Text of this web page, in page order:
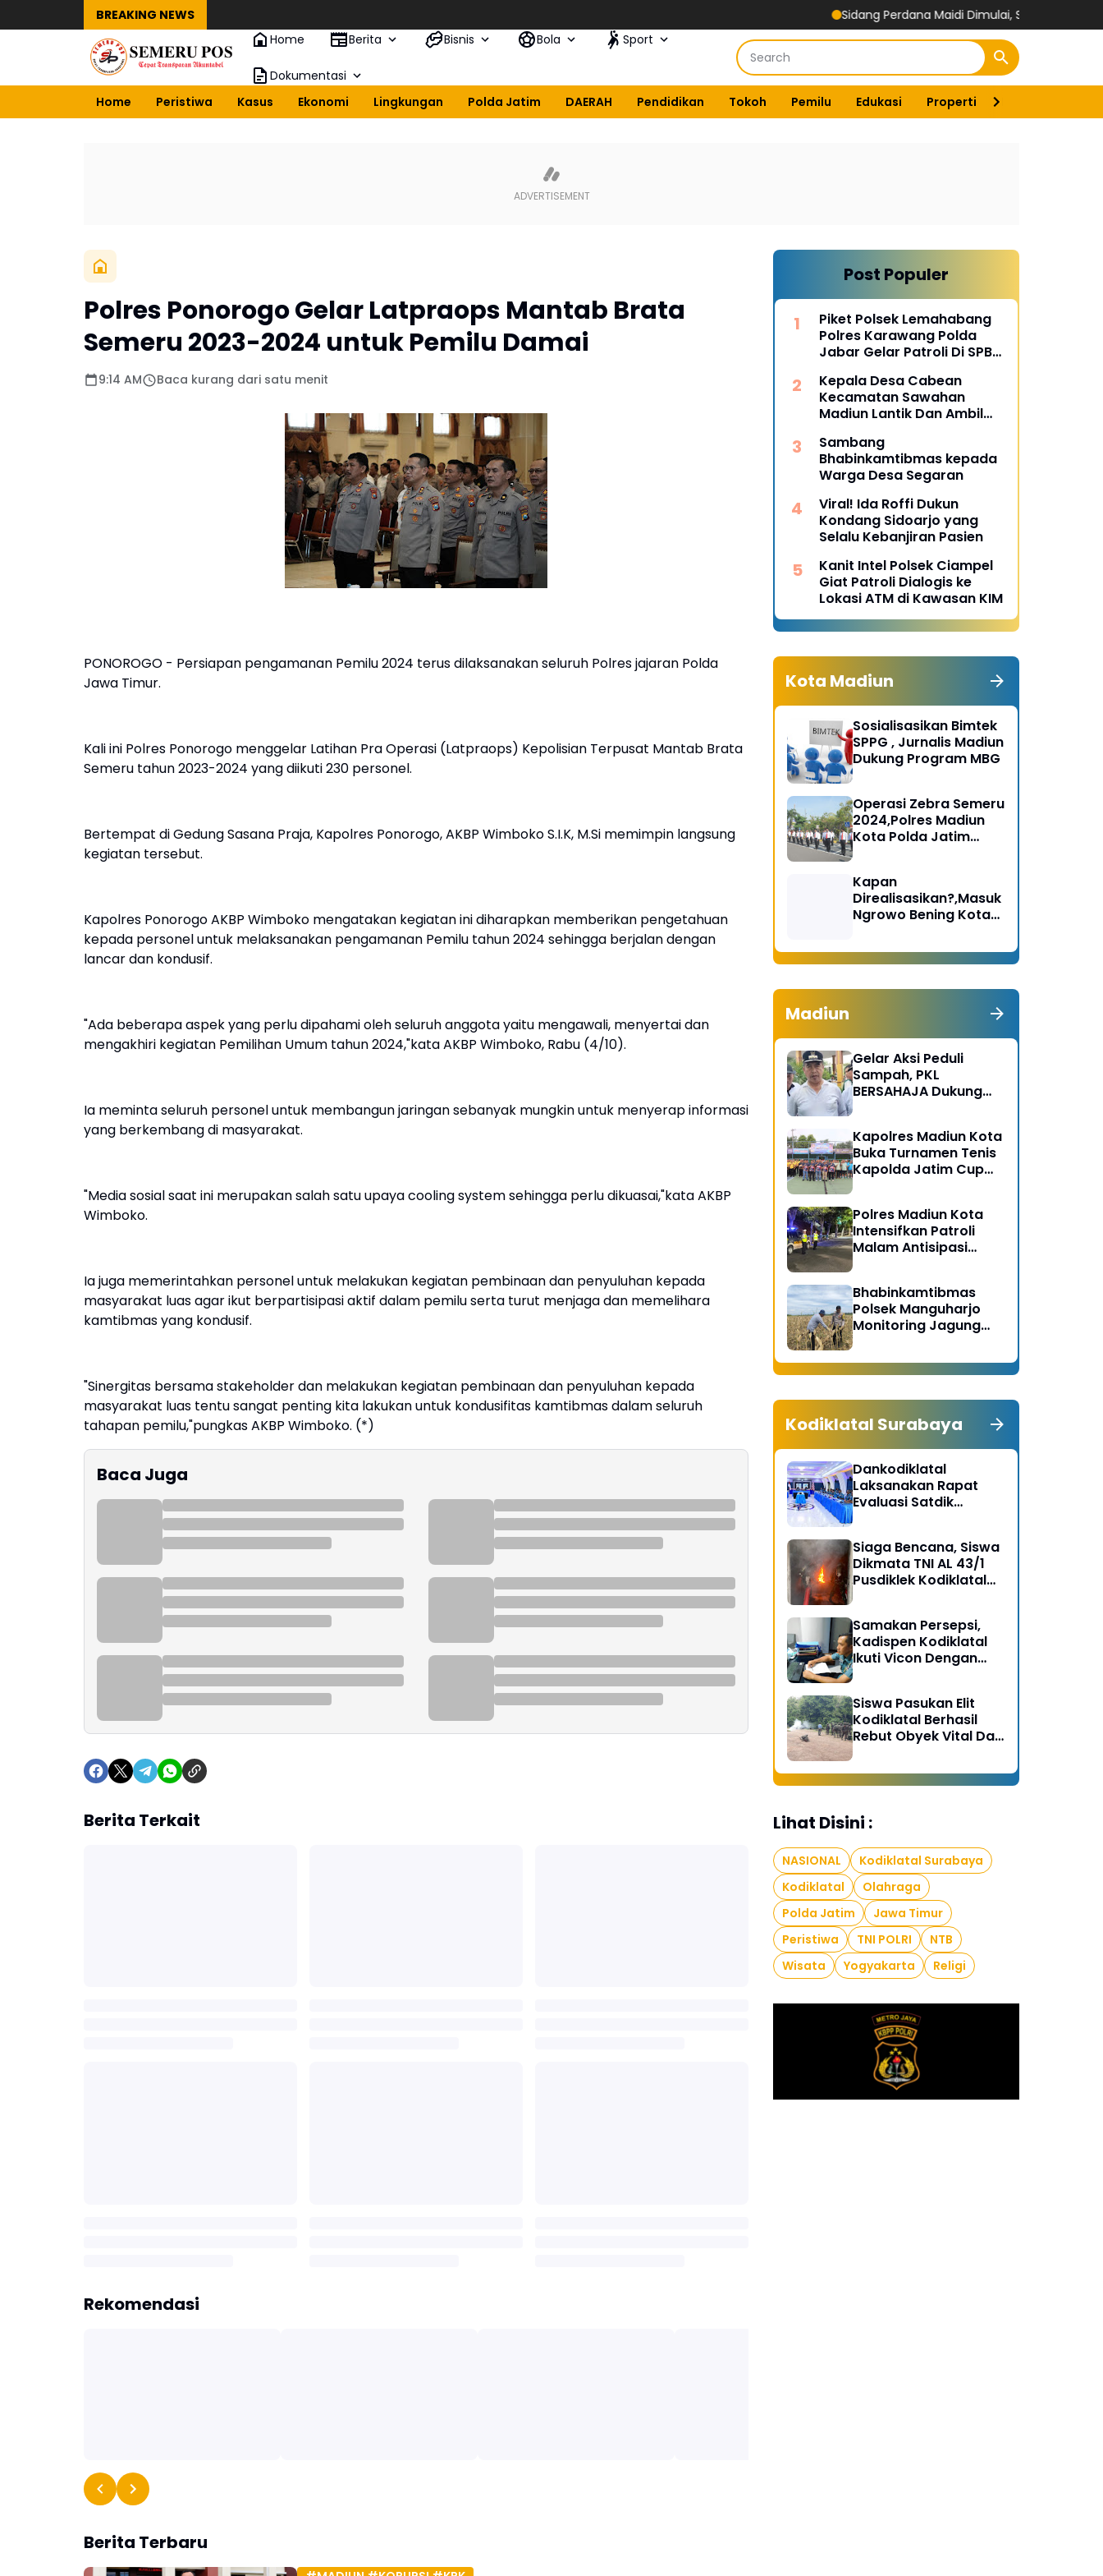
BREAKING NEWS
Sidang Perdana Maidi Dimulai, Suryajiyoso Ingatkan
Home
Berita Bisnis Bola Sport
Dokumentasi
Home
Peristiwa Kasus Ekonomi Lingkungan Polda Jatim DAERAH Pendidikan Tokoh Pemilu Edukasi Properti
Polres Ponorogo Gelar Latpraops Mantab Brata
Semeru 2023-2024 untuk Pemilu Damai
9:14 AM Baca kurang dari satu menit
PONOROGO - Persiapan pengamanan Pemilu 2024 terus dilaksanakan seluruh Polres jajaran Polda
Jawa Timur.
Kali ini Polres Ponorogo menggelar Latihan Pra Operasi (Latpraops) Kepolisian Terpusat Mantab Brata
Semeru tahun 2023-2024 yang diikuti 230 personel.
Bertempat di Gedung Sasana Praja, Kapolres Ponorogo, AKBP Wimboko S.I.K, M.Si memimpin langsung
kegiatan tersebut.
Kapolres Ponorogo AKBP Wimboko mengatakan kegiatan ini diharapkan memberikan pengetahuan
kepada personel untuk melaksanakan pengamanan Pemilu tahun 2024 sehingga berjalan dengan
lancar dan kondusif.
"Ada beberapa aspek yang perlu dipahami oleh seluruh anggota yaitu mengawali, menyertai dan
mengakhiri kegiatan Pemilihan Umum tahun 2024,"kata AKBP Wimboko, Rabu (4/10).
Ia meminta seluruh personel untuk membangun jaringan sebanyak mungkin untuk menyerap informasi
yang berkembang di masyarakat.
"Media sosial saat ini merupakan salah satu upaya cooling system sehingga perlu dikuasai,"kata AKBP
Wimboko.
Ia juga memerintahkan personel untuk melakukan kegiatan pembinaan dan penyuluhan kepada
masyarakat luas agar ikut berpartisipasi aktif dalam pemilu serta turut menjaga dan memelihara
kamtibmas yang kondusif.
"Sinergitas bersama stakeholder dan melakukan kegiatan pembinaan dan penyuluhan kepada
masyarakat luas tentu sangat penting kita lakukan untuk kondusifitas kamtibmas dalam seluruh
tahapan pemilu,"pungkas AKBP Wimboko. (*)
Baca Juga
Berita Terkait
Rekomendasi
Berita Terbaru
Post Populer
Piket Polsek Lemahabang
Polres Karawang Polda
Jabar Gelar Patroli Di SPBU
Kepala Desa Cabean
Kecamatan Sawahan
Madiun Lantik Dan Ambil
Sambang
Bhabinkamtibmas kepada
Warga Desa Segaran
Viral! Ida Roffi Dukun
Kondang Sidoarjo yang
Selalu Kebanjiran Pasien
Kanit Intel Polsek Ciampel
Giat Patroli Dialogis ke
Lokasi ATM di Kawasan KIM
Kota Madiun
Sosialisasikan Bimtek
SPPG , Jurnalis Madiun
Dukung Program MBG
Operasi Zebra Semeru
2024,Polres Madiun
Kota Polda Jatim
Kapan
Direalisasikan?,Masuk
Ngrowo Bening Kota
Dikenakan Tarif
Madiun
Gelar Aksi Peduli
Sampah, PKL
BERSAHAJA Dukung
Madiun
Kapolres Madiun Kota
Buka Turnamen Tenis
Kapolda Jatim Cup
Polres Madiun Kota
Intensifkan Patroli
Malam Antisipasi
Bhabinkamtibmas
Polsek Manguharjo
Monitoring Jagung
Dukung Swasembada
Pangan 2026
Kodiklatal Surabaya
Dankodiklatal
Laksanakan Rapat
Evaluasi Satdik
Siaga Bencana, Siswa
Dikmata TNI AL 43/1
Pusdiklek Kodiklatal
Kobocoran
Samakan Persepsi,
Kadispen Kodiklatal
Ikuti Vicon Dengan
Siswa Pasukan Elit
Kodiklatal Berhasil
Rebut Obyek Vital Dari
Lihat Disini :
NASIONAL
Kodiklatal Surabaya
Kodiklatal
Olahraga
Polda Jatim
Jawa Timur
Peristiwa
TNI POLRI
NTB
Wisata
Yogyakarta Religi